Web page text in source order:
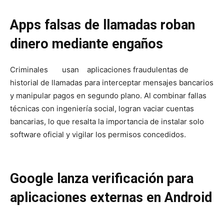
Apps falsas de llamadas roban
dinero mediante engaños
Criminales usan aplicaciones fraudulentas de
historial de llamadas para interceptar mensajes bancarios
y manipular pagos en segundo plano. Al combinar fallas
técnicas con ingeniería social, logran vaciar cuentas
bancarias, lo que resalta la importancia de instalar solo
software oficial y vigilar los permisos concedidos.
Google lanza verificación para
aplicaciones externas en Android